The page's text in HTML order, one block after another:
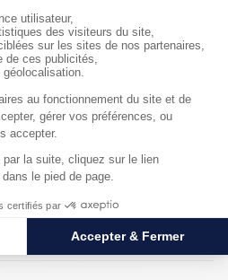
de picking ou de
de travail et facilite
techniques
: Oui